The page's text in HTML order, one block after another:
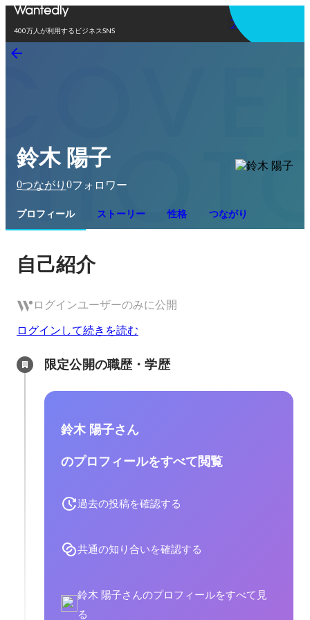
400万人が利用するビジネスSNS
アプリを使う
鈴木 陽子
0つながり 0フォロワー
プロフィール ストーリー 性格 つながり
自己紹介
ログインユーザーのみに公開
ログインして続きを読む
限定公開の職歴・学歴
鈴木 陽子さん
のプロフィールをすべて閲覧
過去の投稿を確認する
共通の知り合いを確認する
鈴木 陽子さんのプロフィールをすべて見
る